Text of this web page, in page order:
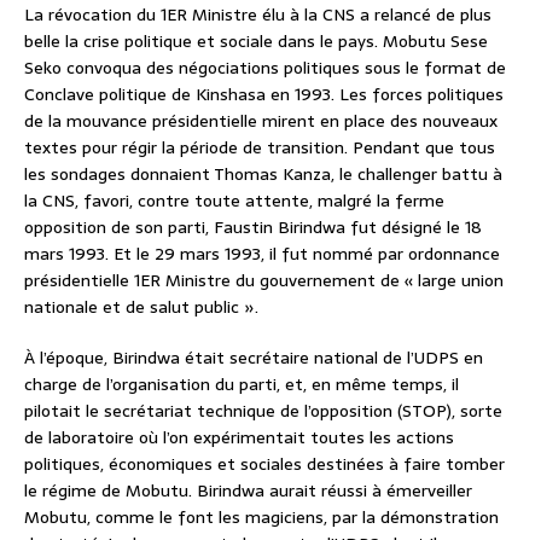
La révocation du 1ER Ministre élu à la CNS a relancé de plus
belle la crise politique et sociale dans le pays. Mobutu Sese
Seko convoqua des négociations politiques sous le format de
Conclave politique de Kinshasa en 1993. Les forces politiques
de la mouvance présidentielle mirent en place des nouveaux
textes pour régir la période de transition. Pendant que tous
les sondages donnaient Thomas Kanza, le challenger battu à
la CNS, favori, contre toute attente, malgré la ferme
opposition de son parti, Faustin Birindwa fut désigné le 18
mars 1993. Et le 29 mars 1993, il fut nommé par ordonnance
présidentielle 1ER Ministre du gouvernement de « large union
nationale et de salut public ».
À l’époque, Birindwa était secrétaire national de l’UDPS en
charge de l’organisation du parti, et, en même temps, il
pilotait le secrétariat technique de l’opposition (STOP), sorte
de laboratoire où l’on expérimentait toutes les actions
politiques, économiques et sociales destinées à faire tomber
le régime de Mobutu. Birindwa aurait réussi à émerveiller
Mobutu, comme le font les magiciens, par la démonstration